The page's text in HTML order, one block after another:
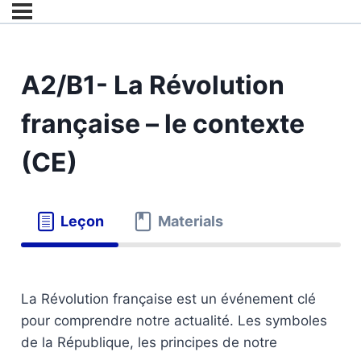
A2/B1- La Révolution
française – le contexte
(CE)
Leçon Materials
La Révolution française est un événement clé
pour comprendre notre actualité. Les symboles
de la République, les principes de notre